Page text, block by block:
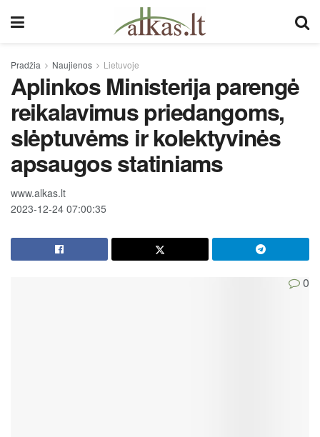
Pradžia Naujienos Lietuvoje
Aplinkos Ministerija parengė
reikalavimus priedangoms,
slėptuvėms ir kolektyvinės
apsaugos statiniams
www.alkas.lt
2023-12-24 07:00:35
0